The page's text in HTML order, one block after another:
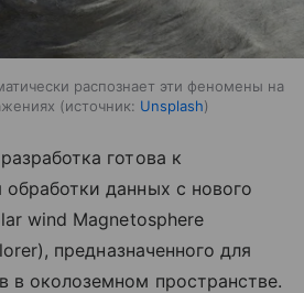
распознает эти феномены на
источник: Unsplash
готова к
данных с нового
wind Magnetosphere
предназначенного для
в околоземном пространстве.